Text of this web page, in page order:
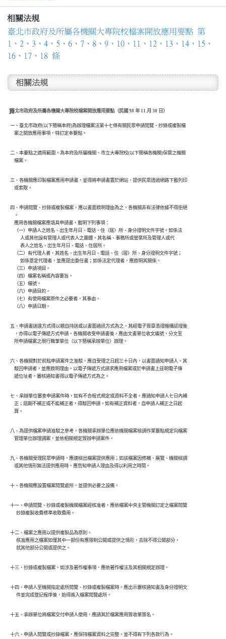
相關法規
臺北市政府及所屬各機關大專院校檔案開放應用要點 第
1、2、3、4、5、6、7、8、9、10、11、12、13、14、15、
16、17、18 條
相關法規
臺北市政府及所屬各機關大專院校檔案開放應用要點（民國 98 年 11 月 30 日）
一、臺北市政府(以下簡稱本府)為辦理檔案法第十七條有關民眾申請閱覽、抄錄或複製檔
    案之開放應用事項，特訂定本要點。
二、本要點之適用範圍，為本府及所屬機關、市立大專院校(以下簡稱各機關)保管之機關
    檔案。
三、各機關應印製檔案應用申請書，並得將申請書置於網站，提供民眾透過網路下載列印
    或索取。
四、申請閱覽、抄錄或複製檔案，應以書面敘明理由為之，各機關非有法律依據不得拒絕
    。
    應用各機關檔案應填具申請書，載明下列事項：
    （一）申請人之姓名、出生年月日、電話、住（居）所、身分證明文件字號。如係法
          人或其他設有管理人或代表人之團體，其名稱、事務所或營業所及管理人或代
          表人之姓名、出生年月日、電話、住居所。
    （二）有代理人者，其姓名、出生年月日、電話、住（居）所、身分證明文件字號；
          如係意定代理者，並應提出委任書；如係法定代理者，應敘明其關係。
    （三）申請項目。
    （四）檔案名稱或內容要旨。
    （五）檔號。
    （六）申請目的。
    （七）有使用檔案原件之必要者，其事由。
    （八）申請日期。
五、申請書送達方式得以親自持送或以書面通訊方式為之，其經電子簽章憑證機構認證後
    ，亦得以電子傳遞方式申請。各機關收受申請書後，應由文書單位收文編號，分文至
    所申請檔案之現行職掌單位（以下簡稱承辦單位）辦理。
六、各機關對於前點申請案件之准駁，應自受理之日起三十日內，以書面通知申請人。其
    駁回申請者，並應敘明理由。以電子傳遞方式請求應用檔案或於申請書上註明電子傳
    遞位址者，審核通知書得以電子傳遞方式為之。
七、承辦單位審查申請案件時，如有不合程式規定或資料不全者，應通知申請人七日內補
    正；屆期不補正或不能補正者，得駁回申請。如有補正資料者，自申請人補正之日起
    算。
八、為提供檔案申請准駁之參考，各機關承辦單位應依機關檔案檢調作業要點規定向檔案
    管理單位辦理調案，並依相關規定簽辦申請案件。
九、各機關受理民眾申請時，應速檢出檔案提供應用；如該檔案因修補、展覽、機關檢調
    或其他情形無法提供應用時，應告知申請人理由及得以利用之時間。
十、各機關應設置檔案閱覽處所，並提供必要之設備。
十一、申請閱覽、抄錄或複製機關檔案經核准者，應依檔案中央主管機關訂定之檔案閱覽
      抄錄複製收費標準收取費用。
十二、檔案之應用以提供複製品為原則。
      核准應用之檔案如僅其中一部份有應限制公開或提供之情形，去除不得公開部分，
      就其他部分公開或提供之。
十三、抄錄或複製檔案，如涉及著作權事項，應依著作權法及其相關規定辦理。
十四、申請人至機關指定處所閱覽、抄錄或複製檔案時，應出示審核通知書及身分證明文
      件並完成登記程序後，始得進入檔案閱覽處所。
十五、承辦單位將檔案交付申請人使用，應請其於檔案應用簽收單簽名。
十六、申請人閱覽或抄錄檔案，應保持檔案資料之完整，並不得有下列各款行為。